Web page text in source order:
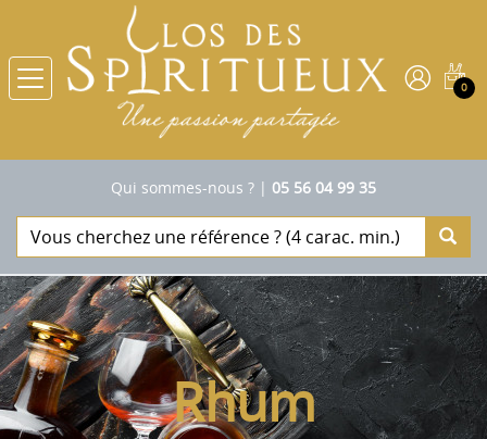
0
Qui sommes-nous ? | 05 56 04 99 35
Rhum